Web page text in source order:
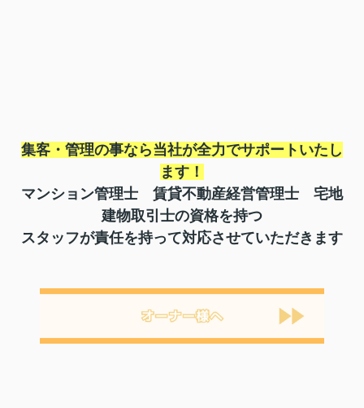
集客・管理の事なら当社が全力でサポートいたし
ます！
マンション管理士 賃貸不動産経営管理士 宅地
建物取引士の資格を持つ
スタッフが責任を持って対応させていただきます